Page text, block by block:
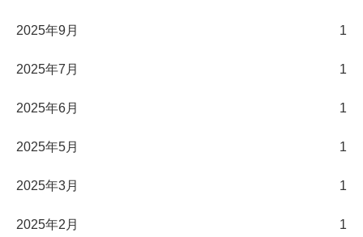
2025年9月 1
2025年7月 1
2025年6月 1
2025年5月 1
2025年3月 1
2025年2月 1